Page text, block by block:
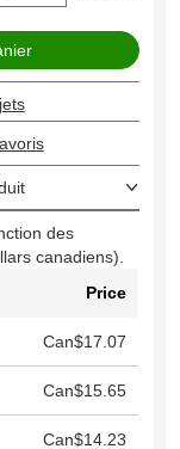
des
canadiens).
Price
Can$17.07
Can$15.65
Can$14.23